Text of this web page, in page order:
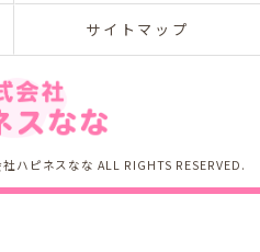
サイトマップ
ハピネスなな ALL RIGHTS RESERVED.